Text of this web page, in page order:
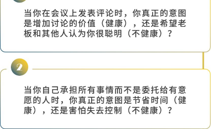
的人。
你的意图是否良好
方案？或者你是否曾
纳、操控、安全而未